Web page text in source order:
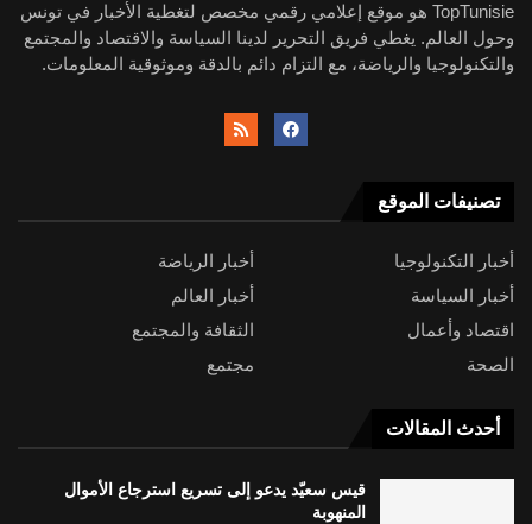
TopTunisie هو موقع إعلامي رقمي مخصص لتغطية الأخبار في تونس
وحول العالم. يغطي فريق التحرير لدينا السياسة والاقتصاد والمجتمع
والتكنولوجيا والرياضة، مع التزام دائم بالدقة وموثوقية المعلومات.
تصنيفات الموقع
أخبار التكنولوجيا
أخبار الرياضة
أخبار السياسة
أخبار العالم
اقتصاد وأعمال
الثقافة والمجتمع
الصحة
مجتمع
أحدث المقالات
قيس سعيّد يدعو إلى تسريع استرجاع الأموال
المنهوبة